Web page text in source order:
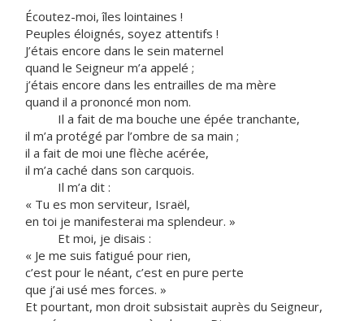
Écoutez-moi, îles lointaines !
Peuples éloignés, soyez attentifs !
J’étais encore dans le sein maternel
quand le Seigneur m’a appelé ;
j’étais encore dans les entrailles de ma mère
quand il a prononcé mon nom.
Il a fait de ma bouche une épée tranchante,
il m’a protégé par l’ombre de sa main ;
il a fait de moi une flèche acérée,
il m’a caché dans son carquois.
Il m’a dit :
« Tu es mon serviteur, Israël,
en toi je manifesterai ma splendeur. »
Et moi, je disais :
« Je me suis fatigué pour rien,
c’est pour le néant, c’est en pure perte
que j’ai usé mes forces. »
Et pourtant, mon droit subsistait auprès du Seigneur,